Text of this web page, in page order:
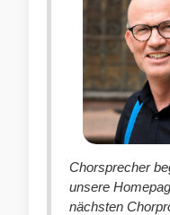
Chorsprecher
unsere
nächsten